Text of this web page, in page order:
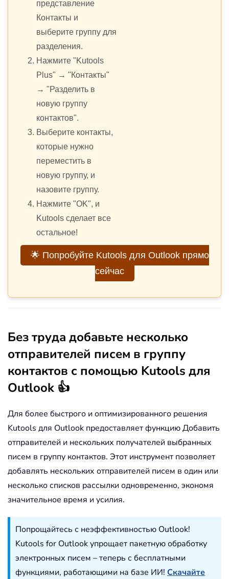
представление
Контакты и
выберите группу для
разделения.
Нажмите "Kutools
Plus" → "Контакты"
→ "Разделить в
новую группу
контактов".
Выберите контакты,
которые нужно
переместить в
новую группу, и
назовите группу.
Нажмите "OK", и
Kutools сделает все
остальное!
🌟 Попробуйте Kutools для Outlook прямо
сейчас
Без труда добавьте несколько
отправителей писем в группу
контактов с помощью Kutools для
Outlook 👍
Для более быстрого и оптимизированного решения
Kutools для Outlook предоставляет функцию Добавить
отправителей и нескольких получателей выбранных
писем в группу контактов. Этот инструмент позволяет
добавлять нескольких отправителей писем в один или
несколько списков рассылки одновременно, экономя
значительное время и усилия.
Попрощайтесь с неэффективностью Outlook!
Kutools for Outlook упрощает пакетную обработку
электронных писем – теперь с бесплатными
функциями, работающими на базе ИИ! Скачайте